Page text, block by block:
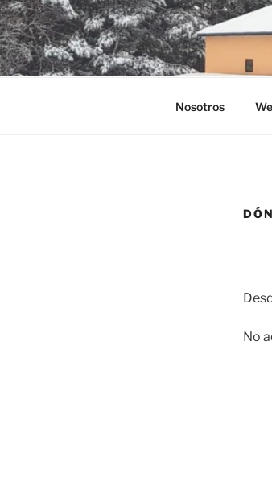
Saltar
al
contenido
Nosotros
No